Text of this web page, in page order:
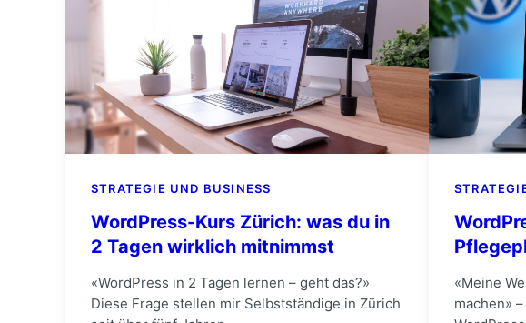
STRATEGIE UND BUSINESS
WordPress-Kurs Zürich: was du in
2 Tagen wirklich mitnimmst
«WordPress in 2 Tagen lernen – geht das?»
Diese Frage stellen mir Selbstständige in Zürich
«Meine
machen»